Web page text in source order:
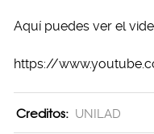
Aquí puedes ver el
https://
Creditos: UNILAD